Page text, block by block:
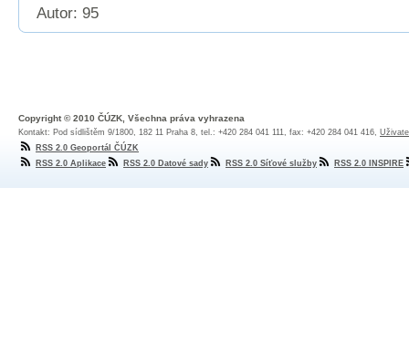
Autor: 95
Copyright © 2010 ČÚZK, Všechna práva vyhrazena
Kontakt: Pod sídlištěm 9/1800, 182 11 Praha 8, tel.: +420 284 041 111, fax: +420 284 041 416,
RSS 2.0 Geoportál ČÚZK
RSS 2.0 Aplikace
RSS 2.0 Datové sady RSS 2.0 Síťové služby RSS 2.0 INSPIRE